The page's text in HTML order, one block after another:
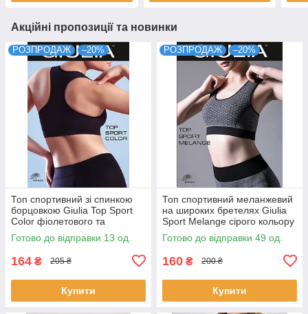
Акційні пропозиції та новинки
РОЗПРОДАЖ –20%
Топ спортивний зі спинкою
борцовкою Giulia Top Sport
Color фіолетового та
рубінового кольорів р S/M
Готово до відправки 13 од.
164 ₴ 205 ₴
Купити
РОЗПРОДАЖ –20%
Топ спортивний меланжевий
на широких бретелях Giulia
Sport Melange сірого кольору
розміри S M L
Готово до відправки 49 од.
160 ₴ 200 ₴
Купити